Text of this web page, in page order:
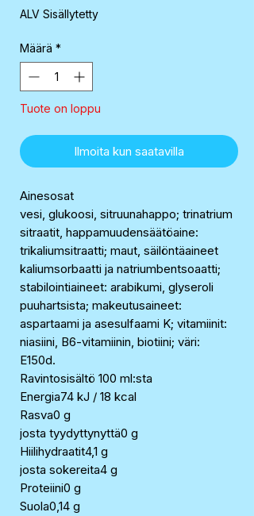
3,99 €
per
Liter
ALV Sisällytetty
Määrä *
Tuote on loppu
Ilmoita kun saatavilla
Ainesosat
vesi, glukoosi, sitruunahappo; trinatrium
sitraatit, happamuudensäätöaine:
trikaliumsitraatti; maut, säilöntäaineet
kaliumsorbaatti ja natriumbentsoaatti;
stabilointiaineet: arabikumi, glyseroli
puuhartsista; makeutusaineet:
aspartaami ja asesulfaami K; vitamiinit:
niasiini, B6-vitamiinin, biotiini; väri:
E150d.
Ravintosisältö 100 ml:sta
Energia74 kJ / 18 kcal
Rasva0 g
josta tyydyttynyttä0 g
Hiilihydraatit4,1 g
josta sokereita4 g
Proteiini0 g
Suola0,14 g